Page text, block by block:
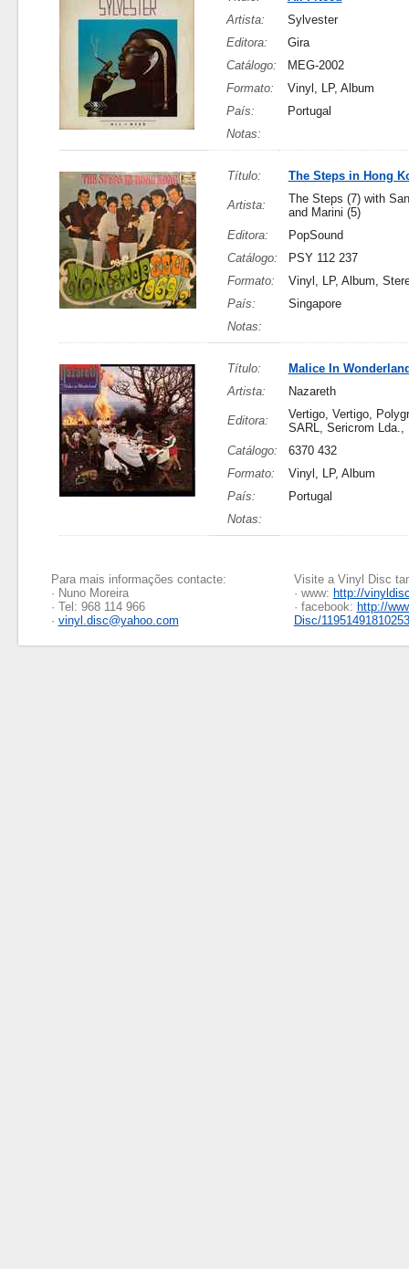
Artista:
Sylvester
Editora:
Gira
Catálogo:
MEG-2002
Formato:
Vinyl, LP, Album
País:
Portugal
Notas:
Título: The Steps in Hong
Artista:
The Steps (7) with
and Marini (5)
Editora:
PopSound
Catálogo:
PSY 112 237
Formato:
Vinyl, LP, Album,
País:
Singapore
Notas:
Título:
Malice In
Artista:
Nazareth
Editora:
Vertigo, Vertigo,
SARL, Sericrom Lda.,
Catálogo:
6370 432
Formato:
Vinyl, LP, Album
País:
Portugal
Notas:
Para mais informações contacte:
· Nuno Moreira
· Tel: 968 114 966
· vinyl.disc@yahoo.com
Visite a Vinyl Disc
· www: http://
· facebook: http://
Disc/